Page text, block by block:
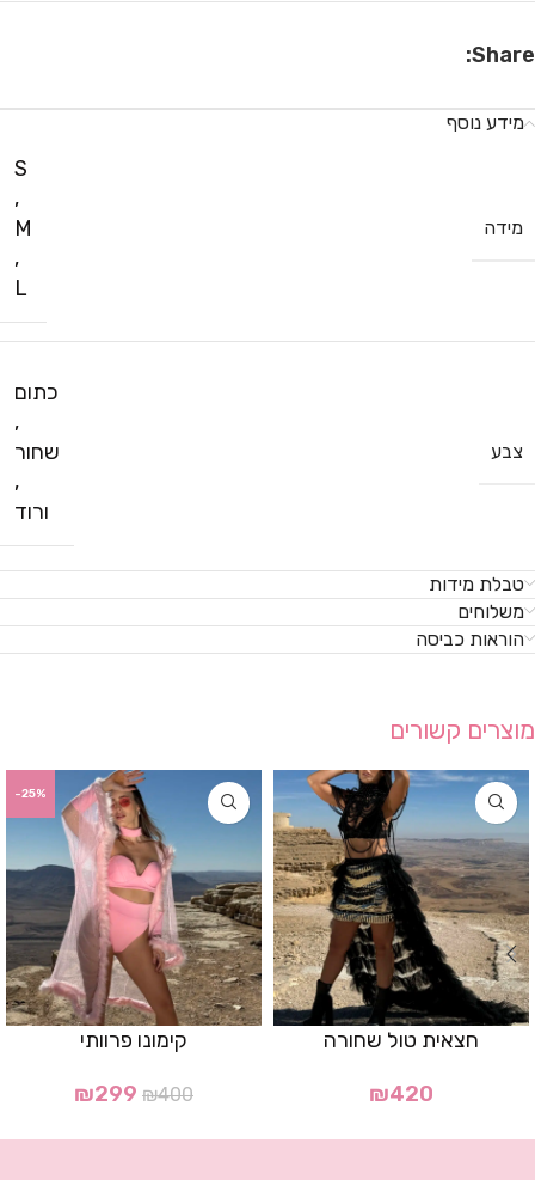
Share:
מידע נוסף
מידה
S
,
M
,
L
צבע
כתום
,
שחור
,
ורוד
טבלת מידות
משלוחים
הוראות כביסה
מוצרים קשורים
חצאית טול שחורה
₪420
-25%
קימונו פרוותי
₪400
₪299